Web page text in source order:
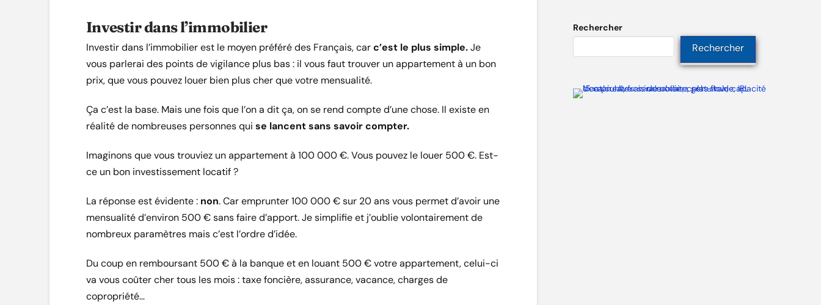
Investir dans l’immobilier
Investir dans l’immobilier est le moyen préféré des Français, carc’est le plus simple.Je
vous parlerai des points de vigilance plus bas : il vous faut trouver un appartement à un bon
prix, que vous pouvez louer bien plus cher que votre mensualité.
Ça c’est la base. Mais une fois que l’on a dit ça, on se rend compte d’une chose. Il existe en
réalité de nombreuses personnes qui se lancent sans savoir compter.
Imaginons que vous trouviez un appartement à 100 000 €. Vous pouvez le louer 500 €. Est-
ce un bon investissement locatif ?
La réponse est évidente : non. Car emprunter 100 000 € sur 20 ans vous permet d’avoir une
mensualité d’environ 500 € sans faire d’apport. Je simplifie et j’oublie volontairement de
nombreux paramètres mais c’est l’ordre d’idée.
Du coup en remboursant 500 € à la banque et en louant 500 € votre appartement, celui-ci
va vous coûter cher tous les mois : taxe foncière, assurance, vacance, charges de
copropriété…
Rechercher
Rechercher